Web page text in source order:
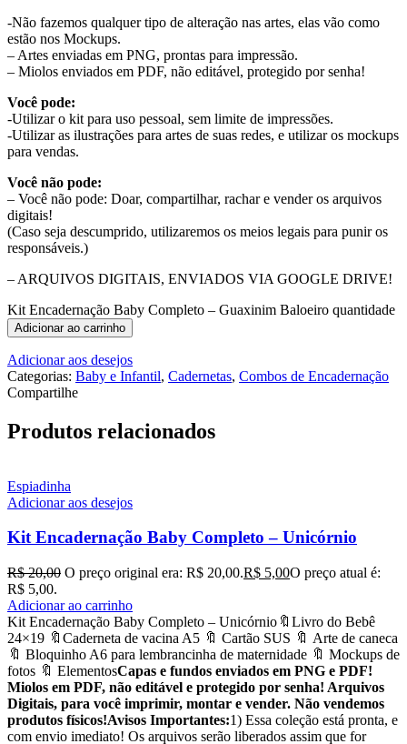
-Não fazemos qualquer tipo de alteração nas artes, elas vão como
estão nos Mockups.
– Artes enviadas em PNG, prontas para impressão.
– Miolos enviados em PDF, não editável, protegido por senha!
Você pode:
-Utilizar o kit para uso pessoal, sem limite de impressões.
-Utilizar as ilustrações para artes de suas redes, e utilizar os mockups
para vendas.
Você não pode:
– Você não pode: Doar, compartilhar, rachar e vender os arquivos
digitais!
(Caso seja descumprido, utilizaremos os meios legais para punir os
responsáveis.)
– ARQUIVOS DIGITAIS, ENVIADOS VIA GOOGLE DRIVE!
Kit Encadernação Baby Completo – Guaxinim Baloeiro quantidade
Adicionar ao carrinho
Adicionar aos desejos
Categorias: Baby e Infantil, Cadernetas, Combos de Encadernação
Compartilhe
Produtos relacionados
Espiadinha
Adicionar aos desejos
Kit Encadernação Baby Completo – Unicórnio
R$20,00 O preço original era: R$ 20,00.R$ 5,00O preço atual é:
R$ 5,00.
Adicionar ao carrinho
Kit Encadernação Baby Completo – Unicórnio🔖Livro do Bebê
24×19 🔖Caderneta de vacina A5 🔖 Cartão SUS 🔖 Arte de caneca
🔖 Bloquinho A6 para lembrancinha de maternidade 🔖 Mockups de
fotos 🔖 ElementosCapas e fundos enviados em PNG e PDF!
Miolos em PDF, não editável e protegido por senha! Arquivos
Digitais, para você imprimir, montar e vender. Não vendemos
produtos físicos!Avisos Importantes:1) Essa coleção está pronta, e
com envio imediato! Os arquivos serão liberados assim que for